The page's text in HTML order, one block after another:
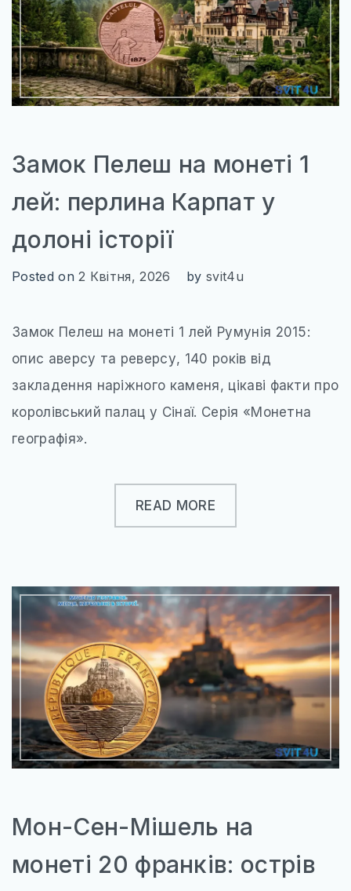
Замок Пелеш на монеті 1
лей: перлина Карпат у
долоні історії
Posted on2 Квітня, 2026 by svit4u
Замок Пелеш на монеті 1 лей Румунія 2015:
опис аверсу та реверсу, 140 років від
закладення наріжного каменя, цікаві факти про
королівський палац у Сінаї. Серія «Монетна
географія».
READ MORE
Мон-Сен-Мішель на
монеті 20 франків: острів